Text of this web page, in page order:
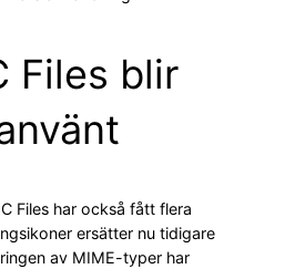
Files blir
Files har också fått flera
ersätter nu tidigare
av MIME-typer har